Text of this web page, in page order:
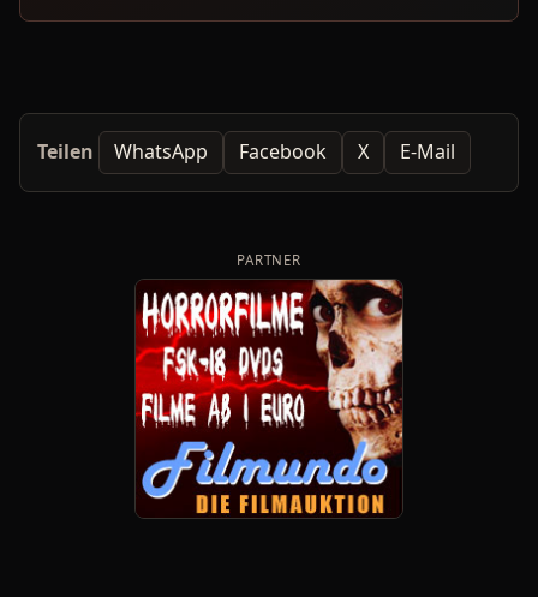
Teilen WhatsApp Facebook X E-Mail
PARTNER